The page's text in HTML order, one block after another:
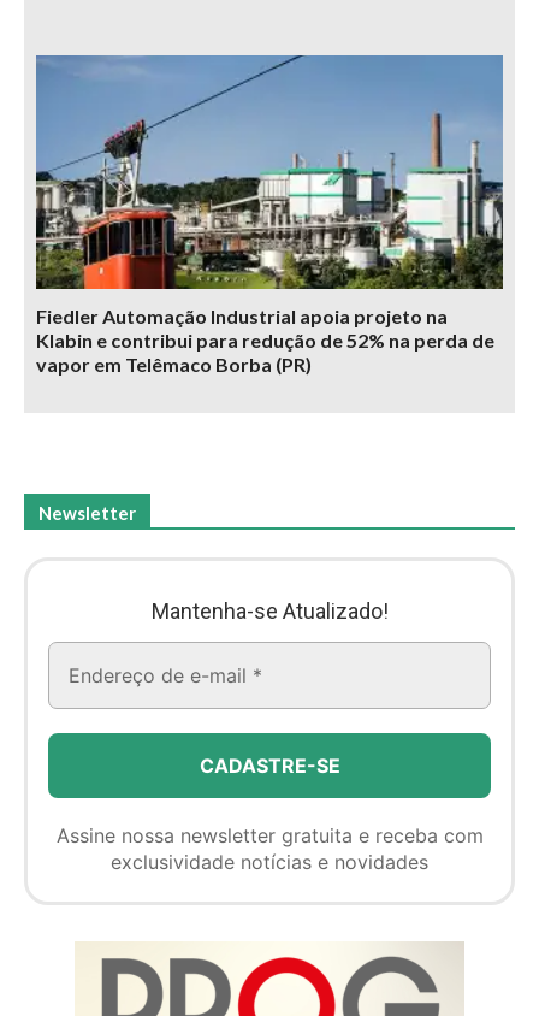
Fiedler Automação Industrial apoia projeto na
Klabin e contribui para redução de 52% na perda de
vapor em Telêmaco Borba (PR)
Newsletter
Mantenha-se Atualizado!
Assine nossa newsletter gratuita e receba com
exclusividade notícias e novidades